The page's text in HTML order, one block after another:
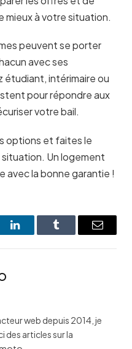
mieux à votre situation.
peuvent se porter
avec ses
intérimaire ou
pour répondre aux
votre bail.
options et faites le
Un logement
avec la bonne garantie !
LinkedInTumblr Email
web depuis 2014, je
des articles sur la